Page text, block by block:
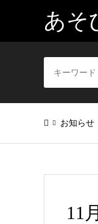
あそ
お知らせ
11